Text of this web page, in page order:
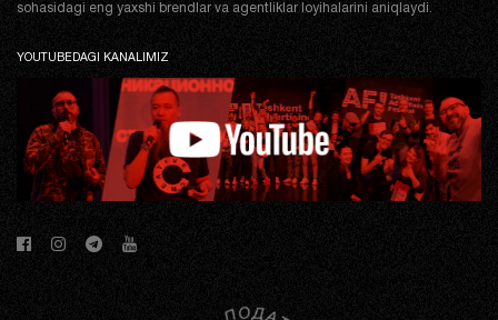
sohasidagi eng yaxshi brendlar va agentliklar loyihalarini aniqlaydi.
YOUTUBEDAGI KANALIMIZ